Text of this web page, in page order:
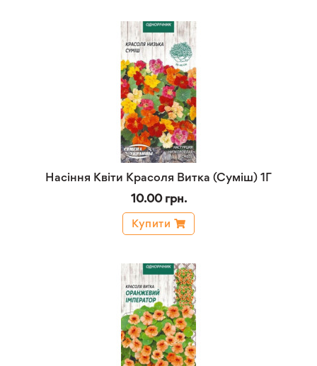
Насіння Квіти Красоля Витка (Суміш) 1Г
10.00 грн.
Купити